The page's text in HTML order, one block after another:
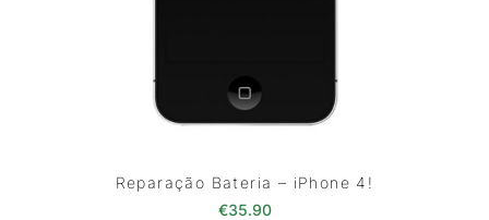
Reparação Bateria – iPhone 4!
€35.90